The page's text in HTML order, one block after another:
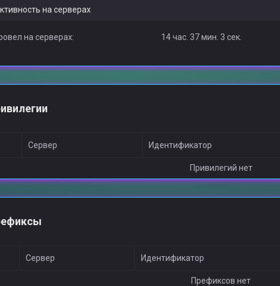
на серверах
на серверах: 14 час. 37 мин. 3 сек.
Сервер Идентификатор
Привилегий нет
Сервер Идентификатор
Префиксов нет